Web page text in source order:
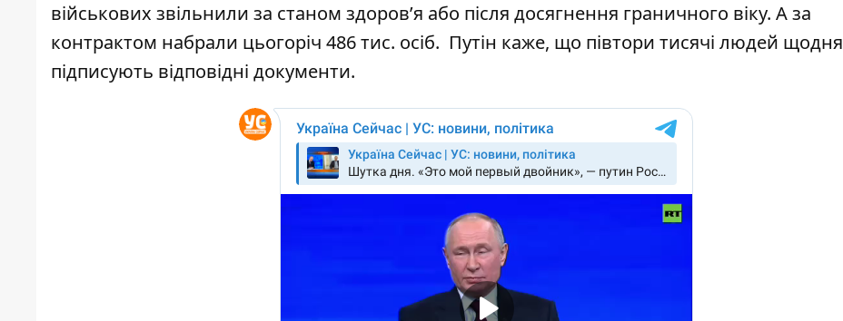
військових звільнили за станом здоров’я або після досягнення граничного віку. А за
контрактом набрали цьогоріч 486 тис. осіб. Путін каже, що півтори тисячі людей щодня
підписують відповідні документи.